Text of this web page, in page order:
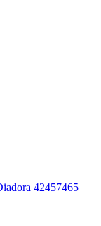
42457465